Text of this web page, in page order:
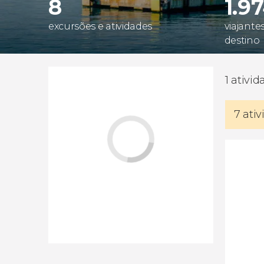
8
excursões e atividades
destino
1
7